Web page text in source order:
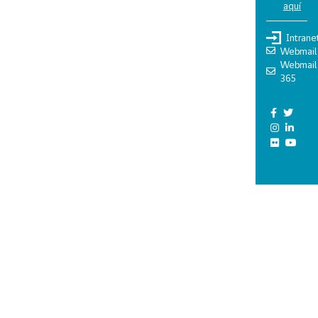
aquí
Webmail
Webmail
365